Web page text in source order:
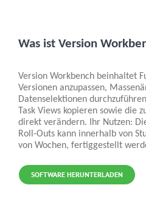
Was ist Version
Version Workbench beinhaltet
Versionen anzupassen,
Datenselektionen
Task Views kopieren sowie die
direkt verändern. Ihr Nutzen:
Roll-Outs kann innerhalb von
von Wochen, fertiggestellt
SOFTWARE HERUNTERLADEN